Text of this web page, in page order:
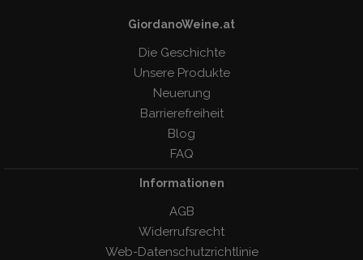
GiordanoWeine.at
Die Geschichte
Unsere Produkte
Neuerung
Barrierefreiheit
Blog
FAQ
Informationen
AGB
Widerrufsrecht
Web-Datenschutzrichtlinie